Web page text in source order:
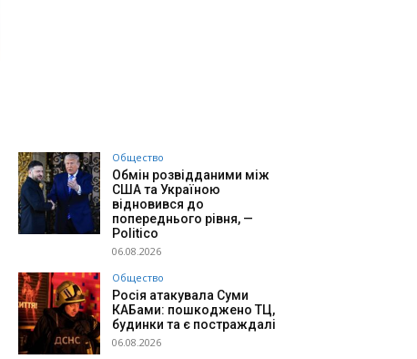
Общество
Обмін розвідданими між
США та Україною
відновився до
попереднього рівня, —
Politico
06.08.2026
Общество
Росія атакувала Суми
КАБами: пошкоджено ТЦ,
будинки та є постраждалі
06.08.2026